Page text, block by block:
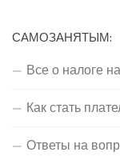
САМОЗАНЯТЫМ:
Все о налоге
Как стать
Ответы на